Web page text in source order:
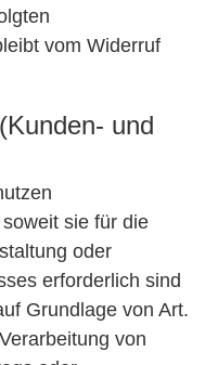
vom Widerruf
und
sie für die
oder
erforderlich sind
Grundlage von Art.
von